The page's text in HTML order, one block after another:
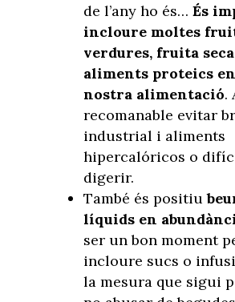
de l’any ho és… És
incloure moltes
verdures, fruita
aliments proteics
nostra alimentació.
recomanable evitar
industrial i aliments
hipercalóricos o
digerir.
També és positiu
líquids en
ser un bon moment
incloure sucs o
la mesura que sigui